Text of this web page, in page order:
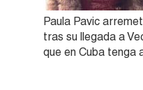
Paula Pavic
tras su llegada a
que en Cuba tenga